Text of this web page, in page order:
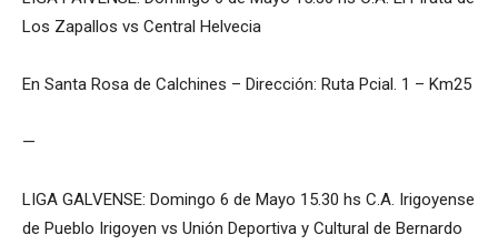
Los Zapallos vs Central Helvecia
En Santa Rosa de Calchines – Dirección: Ruta Pcial. 1 – Km25
—
LIGA GALVENSE: Domingo 6 de Mayo 15.30 hs C.A. Irigoyense
de Pueblo Irigoyen vs Unión Deportiva y Cultural de Bernardo